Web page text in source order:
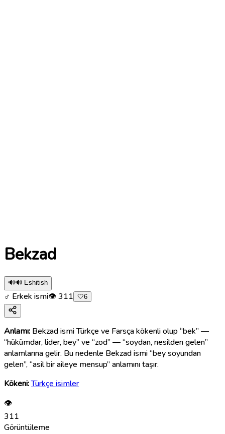
Bekzad
🔊🔊 Eshitish
♂ Erkek ismi👁311 🤍6
Anlamı: Bekzad ismi Türkçe ve Farsça kökenli olup “bek” —
“hükümdar, lider, bey” ve “zod” — “soydan, nesilden gelen”
anlamlarına gelir. Bu nedenle Bekzad ismi “bey soyundan
gelen”, “asil bir aileye mensup” anlamını taşır.
Kökeni:Türkçe isimler
👁
311
Görüntüleme